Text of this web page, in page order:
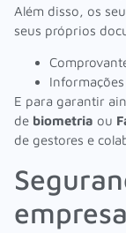
Além disso, os
seus próprios
E para garantir
de biometria ou
de gestores e